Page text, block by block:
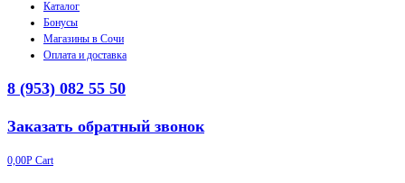
Каталог
Бонусы
Магазины в Сочи
Оплата и доставка
8 (953) 082 55 50
Заказать обратный звонок
0,00Р Cart